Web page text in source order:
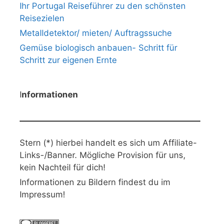
Ihr Portugal Reiseführer zu den schönsten
Reisezielen
Metalldetektor/ mieten/ Auftragssuche
Gemüse biologisch anbauen- Schritt für
Schritt zur eigenen Ernte
Informationen
Stern (*) hierbei handelt es sich um Affiliate-
Links-/Banner. Mögliche Provision für uns,
kein Nachteil für dich!
Informationen zu Bildern findest du im
Impressum!